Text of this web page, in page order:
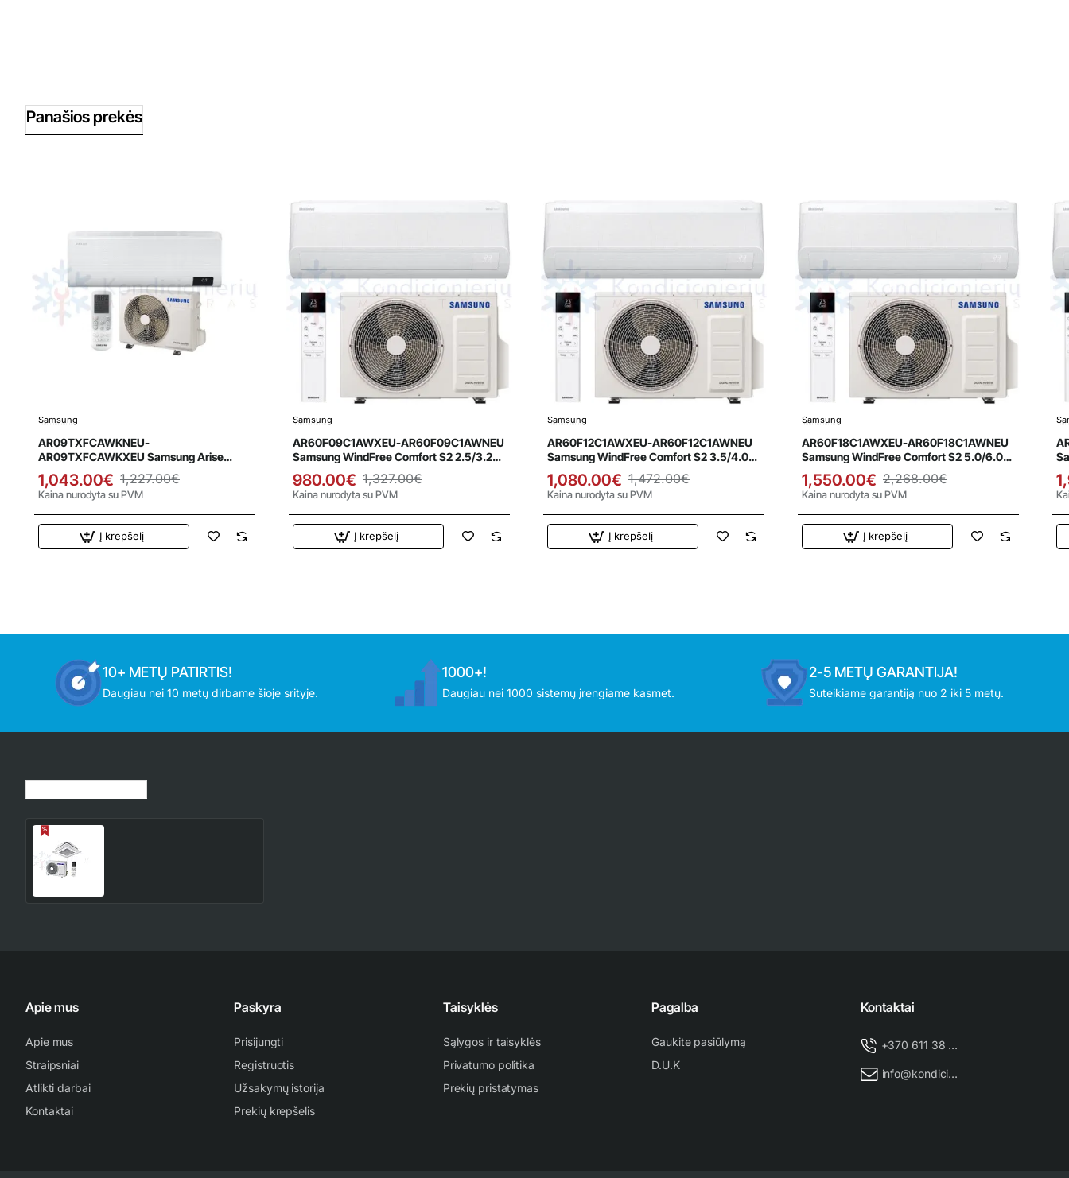
Panašios prekės
Išpardavimas
Samsung
AR09TXFCAWKNEU-
AR09TXFCAWKXEU Samsung Arise
2.5/3.2 kW oro kondicionierius
1,043.00€ 1,227.00€
Kaina nurodyta su PVM
Į krepšelį
Išpardavimas
Samsung
AR60F09C1AWXEU-AR60F09C1AWNEU
Samsung WindFree Comfort S2 2.5/3.2
kW oro kondicionierius
980.00€ 1,327.00€
Kaina nurodyta su PVM
Į krepšelį
Išpardavimas
Samsung
AR60F12C1AWXEU-AR60F12C1AWNEU
Samsung WindFree Comfort S2 3.5/4.0
kW oro kondicionierius
1,080.00€ 1,472.00€
Kaina nurodyta su PVM
Į krepšelį
Išpardavimas
Samsung
AR60F18C1AWXEU-AR60F18C1AWNEU
Samsung WindFree Comfort S2 5.0/6.0
kW oro kondicionierius
1,550.00€ 2,268.00€
Kaina nurodyta su PVM
Į krepšelį
10+ METŲ PATIRTIS!
Daugiau nei 10 metų dirbame šioje srityje.
1000+!
Daugiau nei 1000 sistemų įrengiame kasmet.
2-5 METŲ GARANTIJA!
Suteikiame garantiją nuo 2 iki 5 metų.
Apie mus
Apie mus
Straipsniai
Atlikti darbai
Kontaktai
Paskyra
Prisijungti
Registruotis
Užsakymų istorija
Prekių krepšelis
Taisyklės
Sąlygos ir taisyklės
Privatumo politika
Prekių pristatymas
Pagalba
Gaukite pasiūlymą
D.U.K
Kontaktai
+370 611 38 500
info@kondicionieriu-meistras.lt